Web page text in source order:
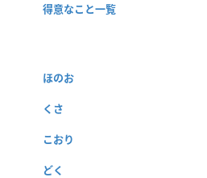
得意なこと一覧
ほのお
くさ
こおり
どく